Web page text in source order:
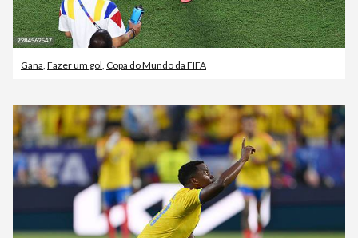
Gana, Fazer um gol, Copa do Mundo da FIFA